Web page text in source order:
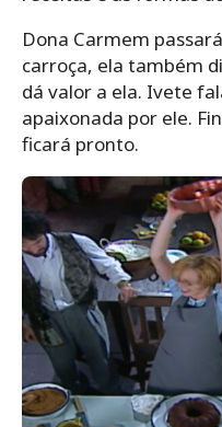
Dona Carmem
carroça, ela também
dá valor a ela. Ivete
apaixonada por ele.
ficará pronto.